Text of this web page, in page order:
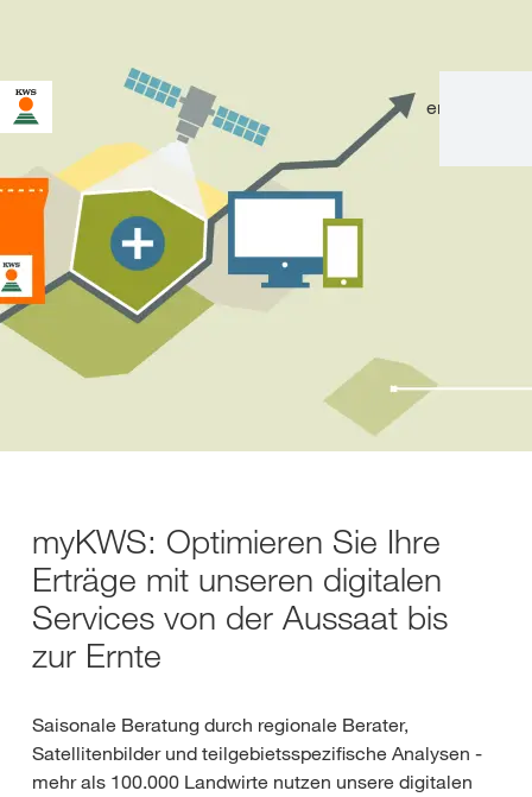
en
myKWS: Optimieren Sie Ihre
Erträge mit unseren digitalen
Services von der Aussaat bis
zur Ernte
Saisonale Beratung durch regionale Berater,
Satellitenbilder und teilgebietsspezifische Analysen -
mehr als 100.000 Landwirte nutzen unsere digitalen